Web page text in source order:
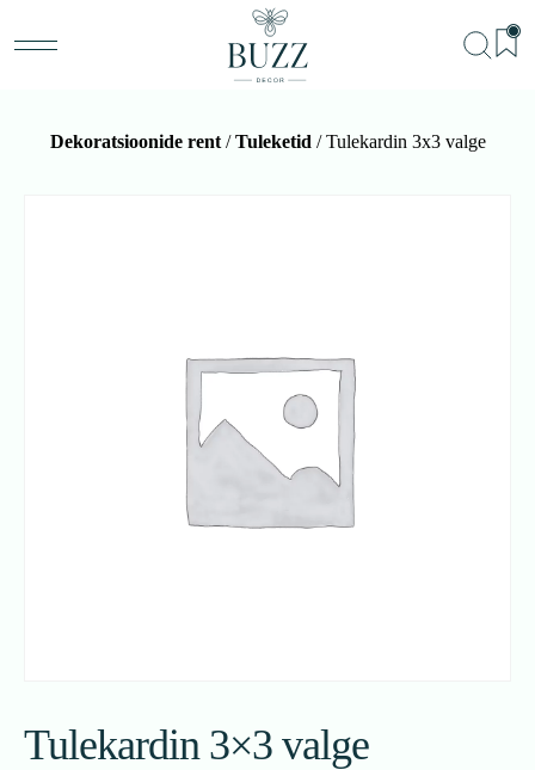
Dekoratsioonide rent/Tuleketid / Tulekardin 3x3 valge
Tulekardin 3×3 valge